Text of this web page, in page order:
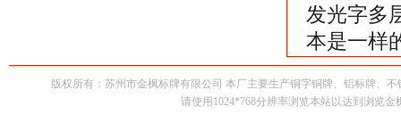
发光字多
本是一样
版权所有：苏州市金枫标牌有限公司 本厂主要生产铜字铜牌、铝标牌、
请使用1024*768分辨率浏览本站以达到浏览